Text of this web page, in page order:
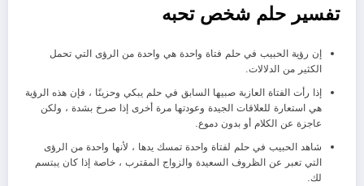
تفسير حلم شخص تحبه
إن رؤية الحبيب في حلم فتاة واحدة هي واحدة من الرؤى التي تحمل
الكثير من الدلالات.
إذا رأت الفتاة العازبة صبيها السابق في حلم يبكي وحزينًا ، فإن هذه الرؤية
هي استعارة للعلاقات الجيدة وعودتها مرة أخرى إذا صرخ بشدة ، ولكن
عاجزة عن الكلام أو بدون دموع.
شاهد الحبيب في حلم لفتاة واحدة تمسك يدها ، لأنها واحدة من الرؤى
التي تعبر عن الظروف السعيدة والزواج المقترب ، خاصة إذا كان يبتسم
لك.